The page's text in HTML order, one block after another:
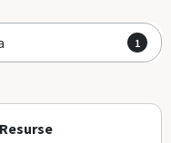
1